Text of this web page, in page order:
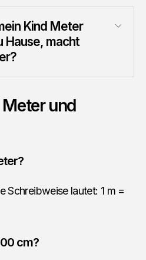
Kind Meter
Hause, macht
Meter und
Schreibweise lautet: 1 m =
cm?